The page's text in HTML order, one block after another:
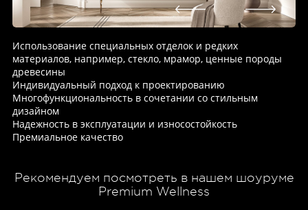
Использование специальных отделок и редких
материалов, например, стекло, мрамор, ценные породы
древесины
Индивидуальный подход к проектированию
Многофункциональность в сочетании со стильным
дизайном
Надежность в эксплуатации и износостойкость
Премиальное качество
Рекомендуем посмотреть в нашем шоуруме
Premium Wellness